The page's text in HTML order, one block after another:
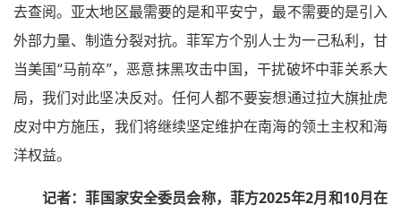
去查阅。亚太地区最需要的是和平安宁，最不需要的是引入
外部力量、制造分裂对抗。菲军方个别人士为一己私利，甘
当美国“马前卒”，恶意抹黑攻击中国，干扰破坏中菲关系大
局，我们对此坚决反对。任何人都不要妄想通过拉大旗扯虎
皮对中方施压，我们将继续坚定维护在南海的领土主权和海
洋权益。
记者：菲国家安全委员会称，菲方2025年2月和10月在